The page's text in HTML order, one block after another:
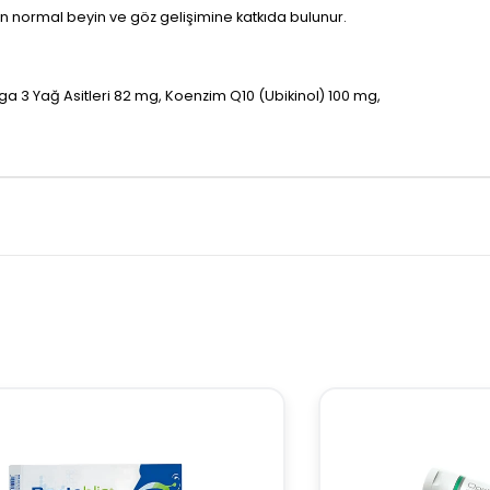
normal beyin ve göz gelişimine katkıda bulunur.
3 Yağ Asitleri 82 mg, Koenzim Q10 (Ubikinol) 100 mg,